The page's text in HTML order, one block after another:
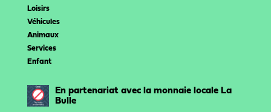
Loisirs
Véhicules
Animaux
Services
Enfant
En partenariat avec la monnaie locale La
Bulle